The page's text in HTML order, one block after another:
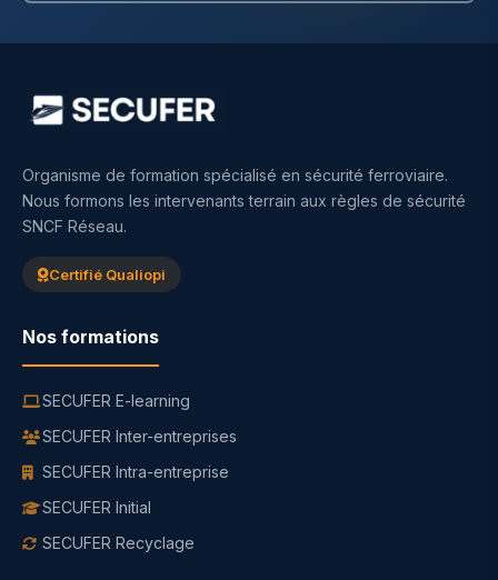
Organisme de formation spécialisé en sécurité ferroviaire.
Nous formons les intervenants terrain aux règles de sécurité
SNCF Réseau.
Certifié Qualiopi
Nos formations
SECUFER E-learning
SECUFER Inter-entreprises
SECUFER Intra-entreprise
SECUFER Initial
SECUFER Recyclage